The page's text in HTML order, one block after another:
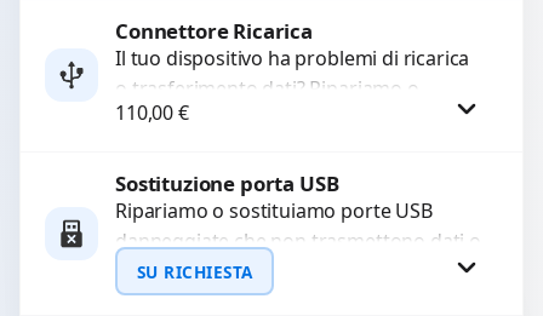
Richiedi Preventivo
WhatsApp
Connettore Ricarica
Il tuo dispositivo ha problemi di ricarica
o trasferimento dati? Ripariamo o
sostituiamo connettori di ricarica guasti,
110,00€
Procedi
Sostituzione porta USB
Ripariamo o sostituiamo porte USB
danneggiate che non trasmettono dati o
non caricano. Utilizziamo ricambi di alta
qualità garantiti per...
SU RICHIESTA